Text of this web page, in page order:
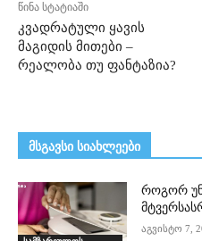
წინა სტატიაში
კვადრატული ყავის
მაგიდის მითები –
რეალობა თუ ფანტაზია?
მსგავსი სიახლეები
როგორ
აგვისტო 7,